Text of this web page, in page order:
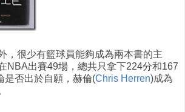
，很少有籃球員能夠成為兩本書的主
NBA出賽49場，總共只拿下224分和167
是否出於自願，赫倫(Chris Herren)成為